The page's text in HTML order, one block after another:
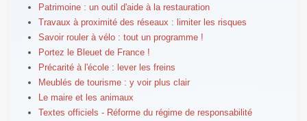
Patrimoine : un outil d'aide à la restauration
Travaux à proximité des réseaux : limiter les risques
Savoir rouler à vélo : tout un programme !
Portez le Bleuet de France !
Précarité à l'école : lever les freins
Meublés de tourisme : y voir plus clair
Le maire et les animaux
Textes officiels - Réforme du régime de responsabilité